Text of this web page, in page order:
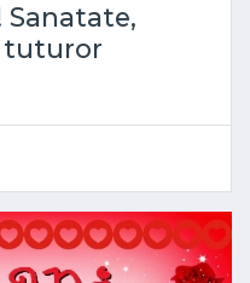
Sanatate,
tuturor